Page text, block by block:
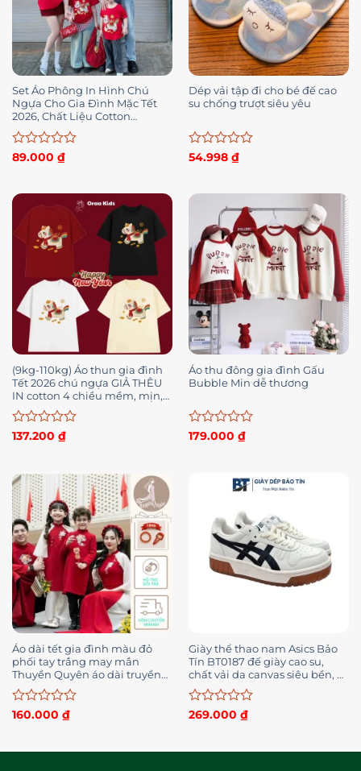
Set Áo Phông In Hình Chú
Ngựa Cho Gia Đình Mặc Tết
2026, Chất Liệu Cotton
Thoáng Mát Thấm Hút Mồ Hôi
Tốt – KAO07
Được
0
sao
89.000 ₫
Dép vải tập đi cho bé đế cao
su chống trượt siêu yêu
Được
0
54.998 ₫
(9kg-110kg) Áo thun gia đình
Tết 2026 chú ngựa GIẢ THÊU
IN cotton 4 chiều mềm, mịn,
mát_Oraa kids
Được
0
5
sao
137.200 ₫
Áo thu đông gia đình Gấu
Bubble Min dễ thương
Được
179.000 ₫
Áo dài tết gia đình màu đỏ
phối tay trắng may mắn
Thuyền Quyên áo dài truyền
thống cách tân – AD002
Được
0
160.000 ₫
Giày thể thao nam Asics Bảo
Tín BT0187 đế giày cao su,
chất vải da canvas siêu bền, đi
êm chân
Được
0
269.000 ₫